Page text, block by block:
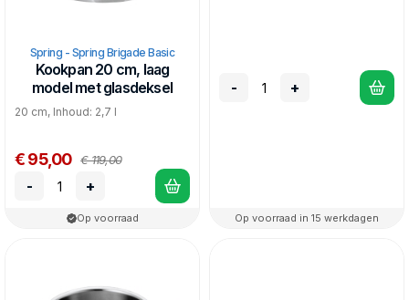
Spring - Spring Brigade Basic
Kookpan 20 cm, laag
model met glasdeksel
20 cm, Inhoud: 2,7 l
€ 95,00 € 119,00
- +
Op voorraad
- +
Op voorraad in 15 werkdagen